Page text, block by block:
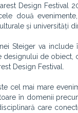
Design Festival
două
și universități
Steiger va
designului de obiect,
Design Festival.
cel mai mare
în domenii
care